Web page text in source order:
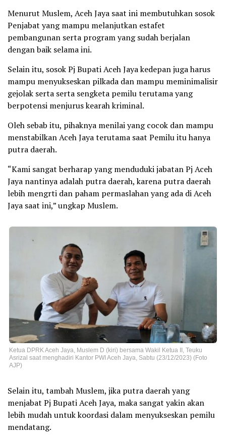
Menurut Muslem, Aceh Jaya saat ini membutuhkan sosok
Penjabat yang mampu melanjutkan estafet
pembangunan serta program yang sudah berjalan
dengan baik selama ini.
Selain itu, sosok Pj Bupati Aceh Jaya kedepan juga harus
mampu menyukseskan pilkada dan mampu meminimalisir
gejolak serta serta sengketa pemilu terutama yang
berpotensi menjurus kearah kriminal.
Oleh sebab itu, pihaknya menilai yang cocok dan mampu
menstabilkan Aceh Jaya terutama saat Pemilu itu hanya
putra daerah.
“Kami sangat berharap yang menduduki jabatan Pj Aceh
Jaya nantinya adalah putra daerah, karena putra daerah
lebih mengrti dan paham permaslahan yang ada di Aceh
Jaya saat ini,” ungkap Muslem.
Ketua DPRK Aceh Jaya, Muslem D (kiri) bersama Wakil Ketua II, Teuku
Asrizal saat menghadiri Kantor PWI Aceh Jaya, Sabtu (23/12/2023) (Foto
AJP)
Selain itu, tambah Muslem, jika putra daerah yang
menjabat Pj Bupati Aceh Jaya, maka sangat yakin akan
lebih mudah untuk koordasi dalam menyukseskan pemilu
mendatang.